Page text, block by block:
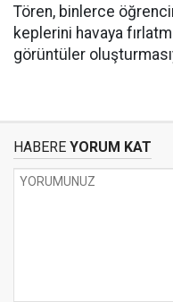
Tören, binlerce
keplerini havaya
görüntüler
HABERE YORUM KAT